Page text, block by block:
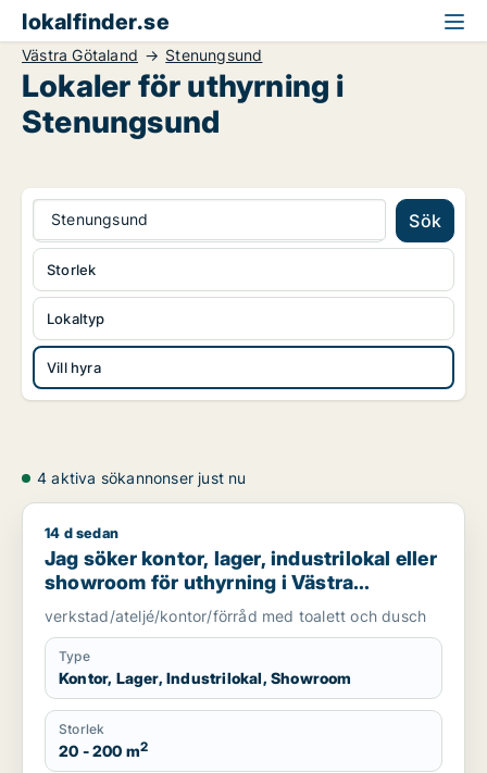
lokalfinder.se
Västra Götaland Stenungsund
Lokaler för uthyrning i
Stenungsund
Stenungsund Sök
Lokaltyp
Vill hyra
Storlek
4 aktiva sökannonser just nu
Jag söker kontor, lager, industrilokal eller showroom för
14 d sedan
Jag söker kontor, lager, industrilokal eller
showroom för uthyrning i Västra
Götaland
verkstad/ateljé/kontor/förråd med toalett och dusch
Type
Kontor, Lager, Industrilokal, Showroom
Storlek
20 - 200 m2